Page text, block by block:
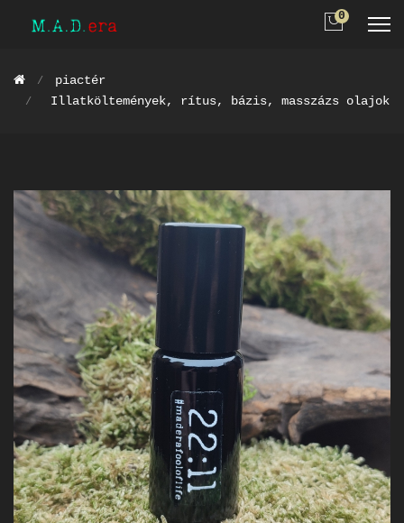
0
piactér
Illatköltemények, rítus, bázis, masszázs olajok